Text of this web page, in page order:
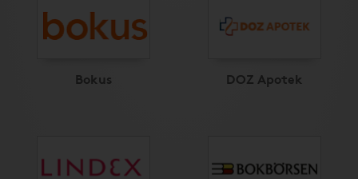
Bokus DOZ Apotek